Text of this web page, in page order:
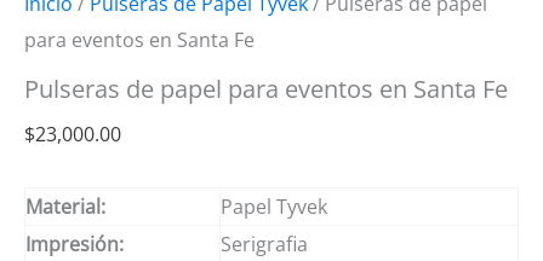
para eventos en Santa Fe
Pulseras de papel para eventos en Santa Fe
$23,000.00
Material:
Papel Tyvek
Impresión:
Serigrafia